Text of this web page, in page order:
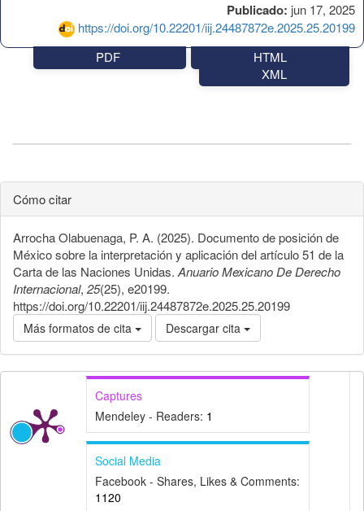
Publicado: jun 17, 2025
https://doi.org/10.22201/iij.24487872e.2025.25.20199
PDF
HTML
XML
Cómo citar
Arrocha Olabuenaga, P. A. (2025). Documento de posición de
México sobre la interpretación y aplicación del artículo 51 de la
Carta de las Naciones Unidas. Anuario Mexicano De Derecho
Internacional, 25(25), e20199.
https://doi.org/10.22201/iij.24487872e.2025.25.20199
Más formatos de cita Descargar cita
Captures
Mendeley - Readers: 1
Social Media
Facebook - Shares, Likes & Comments:
1120